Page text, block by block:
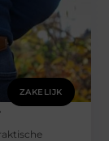
ZAKELIJK